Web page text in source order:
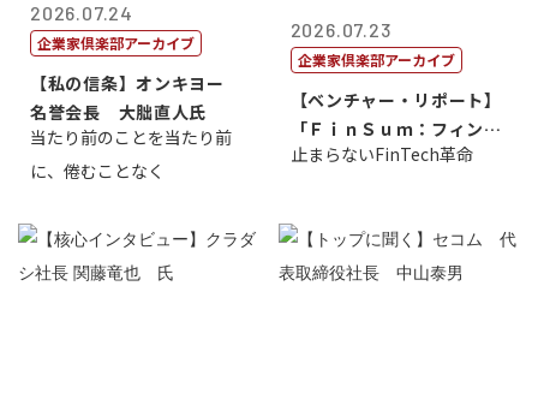
2026.07.24
企業家倶楽部アーカイブ
【私の信条】オンキヨー
名誉会長 大朏直人氏
当たり前のことを当たり前
に、倦むことなく
2026.07.23
企業家倶楽部アーカイブ
【ベンチャー・リポート】
「ＦｉｎＳｕｍ：フィンテ
ック・サミッ...
止まらないFinTech革命